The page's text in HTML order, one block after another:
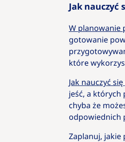
Jak nauczyć
W planowanie
gotowanie
które
Jak nauczyć
jeść, a których
chyba że
odpowiednich
Zaplanuj, jakie